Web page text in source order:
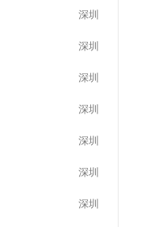
深圳
深圳
深圳
深圳
深圳
深圳
深圳